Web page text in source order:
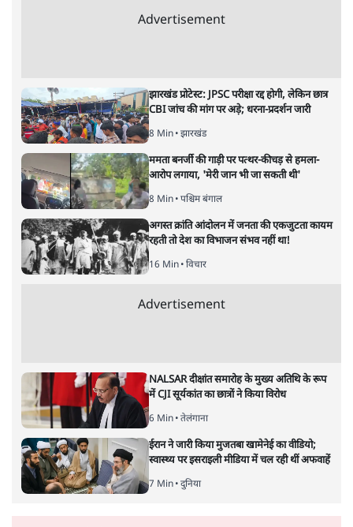
प्रतीकात्मक तस्वीर।
राकेश कायस्थ
एक बेहद प्रचलित लोकोक्ति है, जो हरियाणा से लेकर बिहार तक
पूरी हिंदी पट्टी में बार-बार दोहराई जाती है---
माया तेरे तीन नाम